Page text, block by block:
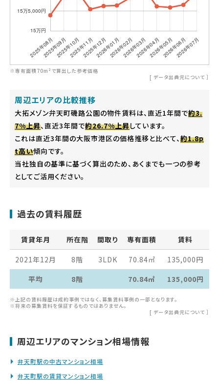
※専有面積70m²で算出した参考価格
[ データ出典元について ］
周辺エリアの比較推移
大拓メゾン弁天町磯路公園の物件賃料は、直近1年間で約3.
7%上昇、直近3年間で約26.7%上昇しています。
これは直近3年間の大阪市港区の価格推移と比べて、 約1.8p
t高い傾向です。
当社独自の基準に基づく算出のため、あくまでも一つの参考
としてご活用ください。
過去の賃料履歴
賃貸年月 所在階 間取り 専有面積 賃料
2021年12月 8階 3LDK 70.84㎡ 135,000円
平均
8階 70.84㎡ 135,000円
※上記の賃料履歴は成約事例ではなく、募集賃料事例の一部となります。
※将来の募集賃料を保証するものではありません。
[ データ出典元について ］
周辺エリアのマンション相場情報
弁天町駅の中古マンション相場
弁天町駅の賃貸マンション相場